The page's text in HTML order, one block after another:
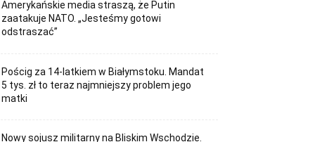
Amerykańskie media straszą, że Putin
zaatakuje NATO. „Jesteśmy gotowi
odstraszać”
Pościg za 14-latkiem w Białymstoku. Mandat
5 tys. zł to teraz najmniejszy problem jego
matki
Nowy sojusz militarny na Bliskim Wschodzie.